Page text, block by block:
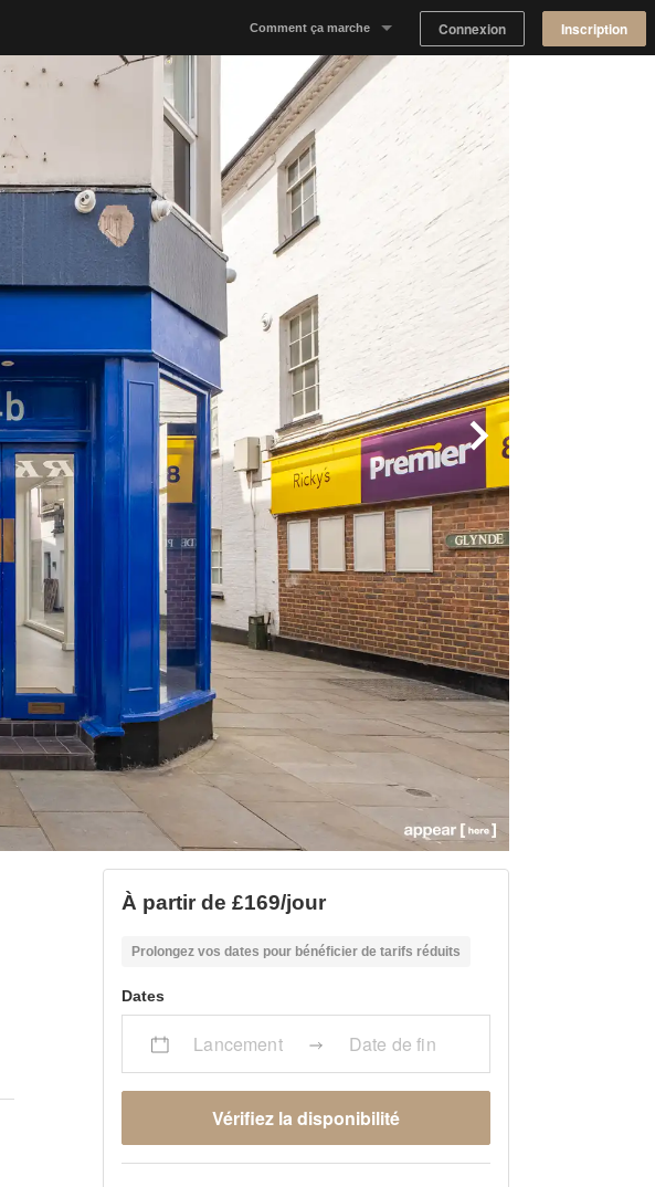
Comment ça marche
Notre concept
Proposer un espace
Trouver un espace
Tableau de Bord Propriétaire
Connexion Inscription
À partir de £169/jour
Prolongez vos dates pour bénéficier de tarifs réduits
Dates
Lancement Date de fin
Vérifiez la disponibilité